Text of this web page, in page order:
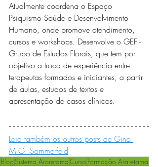
Atualmente coordena o Espaço
Psiquismo Saúde e Desenvolvimento
Humano, onde promove atendimento,
cursos e workshops. Desenvolve o GEF -
Grupo de Estudos Florais, que tem por
objetivo a troca de experiência entre
terapeutas formados e iniciantes, a partir
de aulas, estudos de textos e
apresentação de casos clínicos.
Leia também os outros posts de Gina
M.G. Sommerfeld
Blog Sistema AraretamaCurso Formação Araretama